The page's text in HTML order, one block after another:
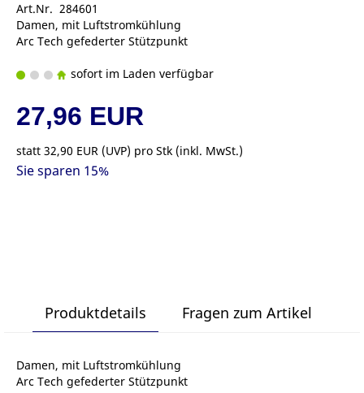
Art.Nr. 284601
Damen, mit Luftstromkühlung
Arc Tech gefederter Stützpunkt
sofort im Laden verfügbar
27,96 EUR
statt 32,90 EUR (UVP) pro Stk (inkl. MwSt.)
Sie sparen 15%
Produktdetails Fragen zum Artikel
Damen, mit Luftstromkühlung
Arc Tech gefederter Stützpunkt